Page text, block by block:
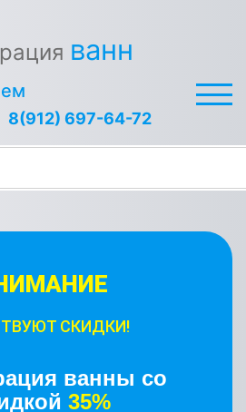
ванн
8(912) 697-64-72
СКИДКИ!
ванны со
35%